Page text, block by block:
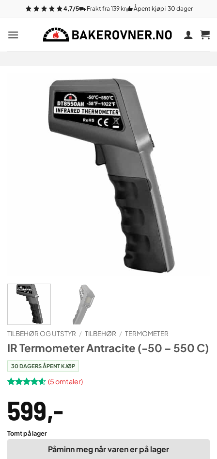
innhold
4,7/5 Frakt fra 139 kr Åpent kjøp i 30 dager
TILBEHØR OG UTSTYR / TILBEHØR / TERMOMETER
IR Termometer Antracite (-50 – 550 C)
30 DAGERS ÅPENT KJØP
4.6av 5
basert på
kundevurderinger
(5omtaler)
599,-
Tomt på lager
Påminn meg når varen er på lager